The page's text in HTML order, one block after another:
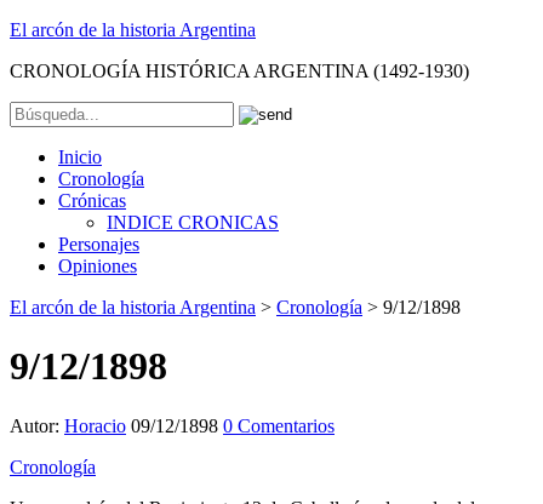
El arcón de la historia Argentina
CRONOLOGÍA HISTÓRICA ARGENTINA (1492-1930)
Inicio
Cronología
Crónicas
INDICE CRONICAS
Personajes
Opiniones
El arcón de la historia Argentina > Cronología > 9/12/1898
9/12/1898
Autor: Horacio 09/12/1898 0 Comentarios
Cronología